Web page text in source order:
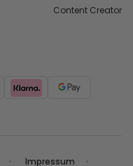
Content Creator
Impressum